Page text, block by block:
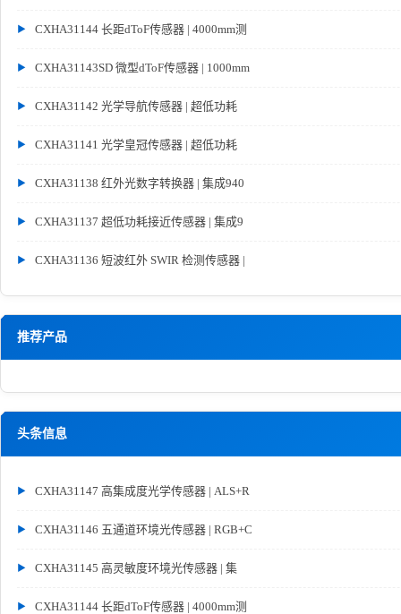
CXHA31144 长距dToF传感器 | 4000mm测
CXHA31143SD 微型dToF传感器 | 1000mm
CXHA31142 光学导航传感器 | 超低功耗
CXHA31141 光学皇冠传感器 | 超低功耗
CXHA31138 红外光数字转换器 | 集成940
CXHA31137 超低功耗接近传感器 | 集成9
CXHA31136 短波红外 SWIR 检测传感器 |
推荐产品
头条信息
CXHA31147 高集成度光学传感器 | ALS+R
CXHA31146 五通道环境光传感器 | RGB+C
CXHA31145 高灵敏度环境光传感器 | 集
CXHA31144 长距dToF传感器 | 4000mm测